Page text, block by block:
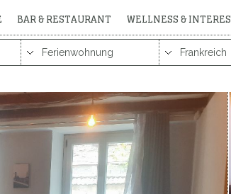
BAR & RESTAURANT WELLNESS &